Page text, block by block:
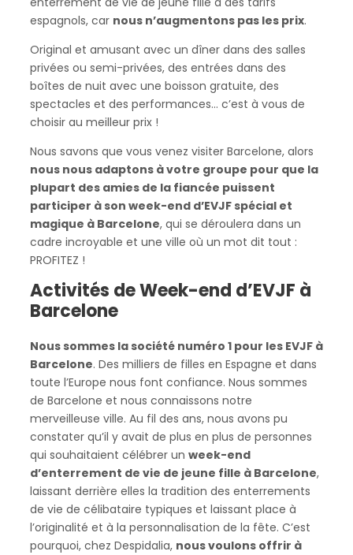
espagnols, car nous n’augmentons pas les prix.
Original et amusant avec un dîner dans des salles
privées ou semi-privées, des entrées dans des
boîtes de nuit avec une boisson gratuite, des
spectacles et des performances… c’est à vous de
choisir au meilleur prix !
Nous savons que vous venez visiter Barcelone, alors
nous nous adaptons à votre groupe pour que la
plupart des amies de la fiancée puissent
participer à son week-end d’EVJF spécial et
magique à Barcelone, qui se déroulera dans un
cadre incroyable et une ville où un mot dit tout :
PROFITEZ !
Activités de Week-end d’EVJF à
Barcelone
Nous sommes la société numéro 1 pour les EVJF à
Barcelone. Des milliers de filles en Espagne et dans
toute l’Europe nous font confiance. Nous sommes
de Barcelone et nous connaissons notre
merveilleuse ville. Au fil des ans, nous avons pu
constater qu’il y avait de plus en plus de personnes
qui souhaitaient célébrer un week-end
d’enterrement de vie de jeune fille à Barcelone,
laissant derrière elles la tradition des enterrements
de vie de célibataire typiques et laissant place à
l’originalité et à la personnalisation de la fête. C’est
pourquoi, chez Despidalia, nous voulons offrir à